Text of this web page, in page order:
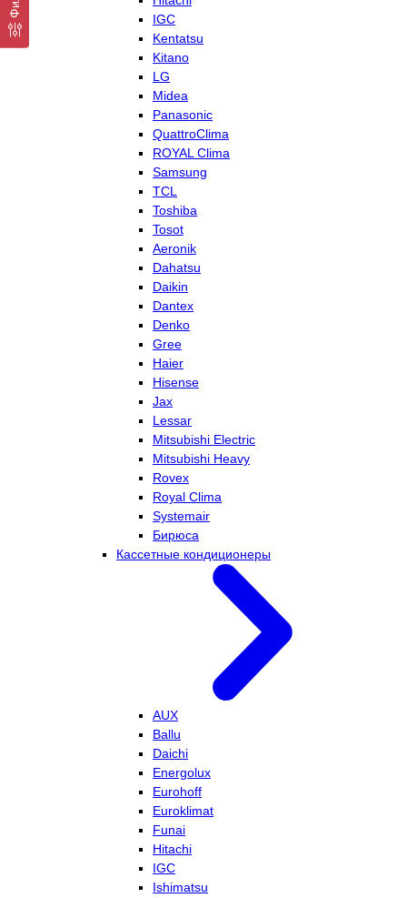
IGC
Kentatsu
Kitano
LG
Midea
Panasonic
QuattroClima
ROYAL Clima
Samsung
TCL
Toshiba
Tosot
Aeronik
Dahatsu
Daikin
Dantex
Denko
Gree
Haier
Hisense
Jax
Lessar
Mitsubishi Electric
Mitsubishi Heavy
Rovex
Royal Clima
Systemair
Бирюса
Кассетные кондиционеры
AUX
Ballu
Daichi
Energolux
Eurohoff
Euroklimat
Funai
Hitachi
IGC
Ishimatsu